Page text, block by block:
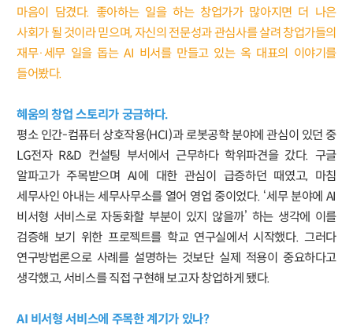
마음이 담겼다. 좋아하는 일을 하는 창업가가 많아지면 더 나은
사회가 될 것이라 믿으며, 자신의 전문성과 관심사를 살려 창업가들의
재무·세무 일을 돕는 AI 비서를 만들고 있는 옥 대표의 이야기를
들어봤다.
혜움의 창업 스토리가 궁금하다.
평소 인간-컴퓨터 상호작용(HCI)과 로봇공학 분야에 관심이 있던 중
LG전자 R&D 컨설팅 부서에서 근무하다 학위파견을 갔다. 구글
알파고가 주목받으며 AI에 대한 관심이 급증하던 때였고, 마침
세무사인 아내는 세무사무소를 열어 영업 중이었다. ‘세무 분야에 AI
비서형 서비스로 자동화할 부분이 있지 않을까’ 하는 생각에 이를
검증해 보기 위한 프로젝트를 학교 연구실에서 시작했다. 그러다
연구방법론으로 사례를 설명하는 것보단 실제 적용이 중요하다고
생각했고, 서비스를 직접 구현해 보고자 창업하게 됐다.
AI 비서형 서비스에 주목한 계기가 있나?